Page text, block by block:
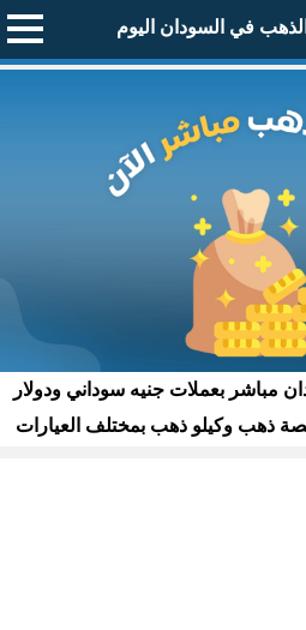
في السودان اليوم
مباشر بعملات جنيه سوداني ودولار
ذهب وكيلو ذهب بمختلف العيارات